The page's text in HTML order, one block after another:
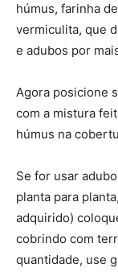
húmus, farinha
vermiculita, que
e adubos por
Agora posicione
com a mistura
húmus na
Se for usar
planta para
adquirido)
cobrindo com
quantidade, use